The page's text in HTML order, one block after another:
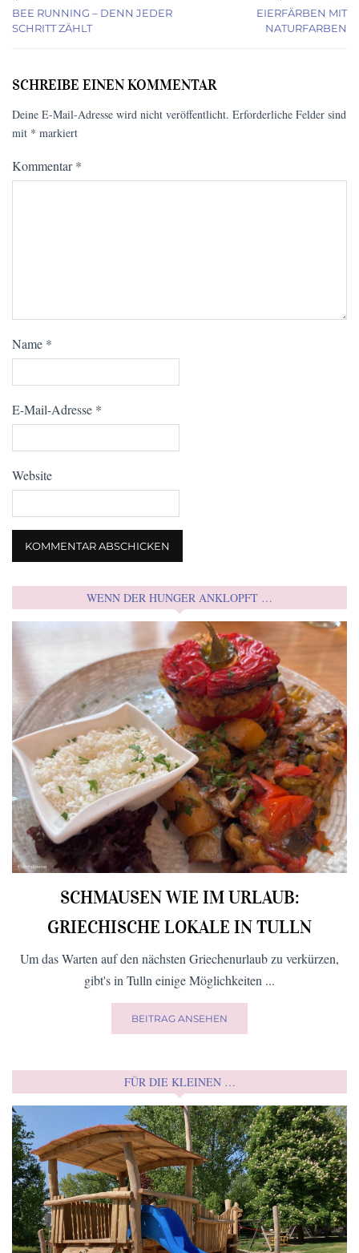
BEE RUNNING – DENN JEDER
SCHRITT ZÄHLT
EIERFÄRBEN MIT
NATURFARBEN
SCHREIBE EINEN KOMMENTAR
Deine E-Mail-Adresse wird nicht veröffentlicht. Erforderliche Felder sind
mit * markiert
Kommentar*
Name *
E-Mail-Adresse *
Website
WENN DER HUNGER ANKLOPFT …
SCHMAUSEN WIE IM URLAUB:
GRIECHISCHE LOKALE IN TULLN
Um das Warten auf den nächsten Griechenurlaub zu verkürzen,
gibt's in Tulln einige Möglichkeiten ...
BEITRAG ANSEHEN
FÜR DIE KLEINEN …